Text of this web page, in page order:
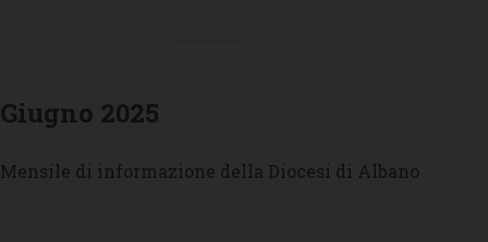
Giugno 2025
Mensile di informazione della Diocesi di Albano